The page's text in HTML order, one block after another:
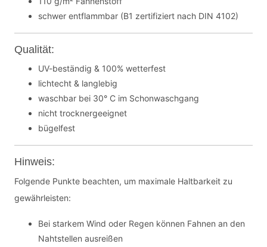
schwer entflammbar (B1 zertifiziert nach DIN 4102)
Qualität:
UV-beständig & 100% wetterfest
lichtecht & langlebig
waschbar bei 30° C im Schonwaschgang
nicht trocknergeeignet
bügelfest
Hinweis:
Folgende Punkte beachten, um maximale Haltbarkeit zu
gewährleisten:
Bei starkem Wind oder Regen können Fahnen an den
Nahtstellen ausreißen